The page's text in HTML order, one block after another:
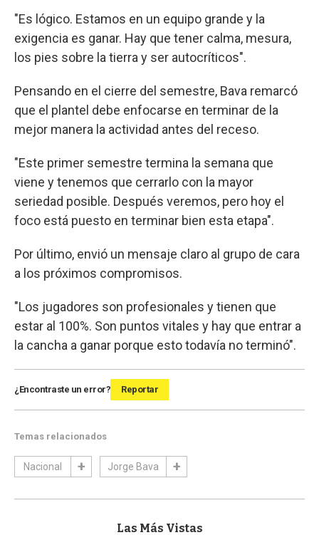
"Es lógico. Estamos en un equipo grande y la
exigencia es ganar. Hay que tener calma, mesura,
los pies sobre la tierra y ser autocríticos".
Pensando en el cierre del semestre, Bava remarcó
que el plantel debe enfocarse en terminar de la
mejor manera la actividad antes del receso.
"Este primer semestre termina la semana que
viene y tenemos que cerrarlo con la mayor
seriedad posible. Después veremos, pero hoy el
foco está puesto en terminar bien esta etapa".
Por último, envió un mensaje claro al grupo de cara
a los próximos compromisos.
"Los jugadores son profesionales y tienen que
estar al 100%. Son puntos vitales y hay que entrar a
la cancha a ganar porque esto todavía no terminó".
¿Encontraste un error? Reportar
Temas relacionados
Nacional Jorge Bava
Las Más Vistas